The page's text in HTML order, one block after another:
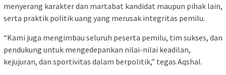
menyerang karakter dan martabat kandidat maupun pihak lain,
serta praktik politik uang yang merusak integritas pemilu.
“Kami juga mengimbau seluruh peserta pemilu, tim sukses, dan
pendukung untuk mengedepankan nilai-nilai keadilan,
kejujuran, dan sportivitas dalam berpolitik,” tegas Aqshal.